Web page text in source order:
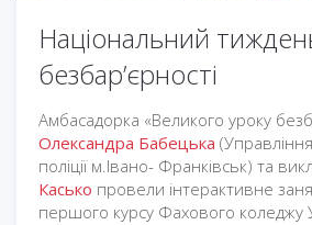
Національний
безбар’єрності
Амбасадорка «Великого уроку
Олександра Бабецька
поліції м.Івано- Франківськ) та
Касько провели інтерактивне
першого курсу Фахового коледжу